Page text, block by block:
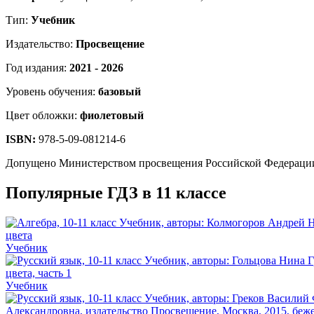
Тип: Учебник
Издательство: Просвещение
Год издания: 2021 - 2026
Уровень обучения: базовый
Цвет обложки: фиолетовый
ISBN: 978-5-09-081214-6
Допущено Министерством просвещения Российской
Популярные ГДЗ в 11 классе
Учебник
Учебник